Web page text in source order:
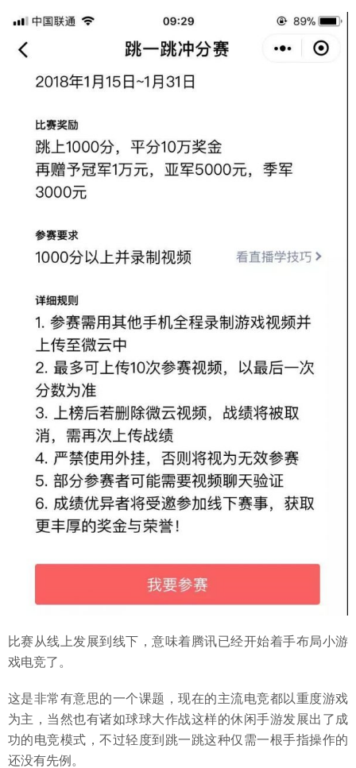
比赛从线上发展到线下，意味着腾讯已经开始着手布局小游
戏电竞了。
这是非常有意思的一个课题，现在的主流电竞都以重度游戏
为主，当然也有诸如球球大作战这样的休闲手游发展出了成
功的电竞模式，不过轻度到跳一跳这种仅需一根手指操作的
还没有先例。